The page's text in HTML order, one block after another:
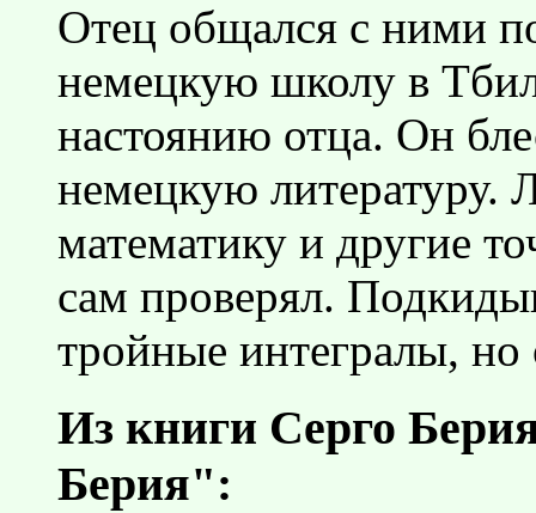
Отец общался с ними
немецкую школу в
настоянию отца. Он
немецкую литературу.
математику и другие
сам проверял.
тройные интегралы,
Из книги Серго
Берия":